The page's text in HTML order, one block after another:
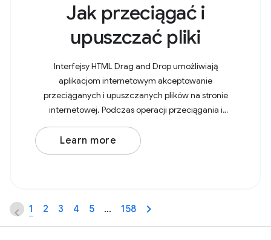
Jak przeciągać i
upuszczać pliki
Interfejsy HTML Drag and Drop umożliwiają
aplikacjom internetowym akceptowanie
przeciąganych i upuszczanych plików na stronie
internetowej. Podczas operacji przeciągania i
upuszczania przeciągane pliki i katalogi są
powiązane odpowiednio z wpisami
Learn more
1 2 3 4 5 … 158